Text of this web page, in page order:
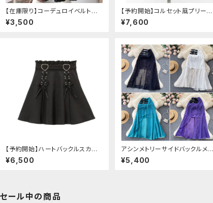
【在庫限り】コーデュロイベルトフリ
ルスカート
¥3,500
【予約開始】コルセット風プリーツ
スカート
¥7,600
【予約開始】ハートバックルスカー
ト
¥6,500
アシンメトリーサイドバックルメッ
シュスカート
¥5,400
セール中の商品